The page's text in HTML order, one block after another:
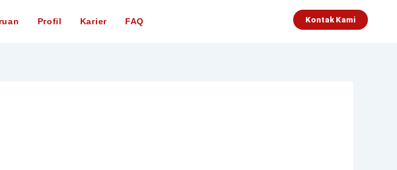
Profil Karier FAQ Kontak Kami